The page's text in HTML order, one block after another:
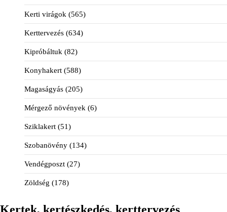
Kerti virágok (565)
Kerttervezés (634)
Kipróbáltuk (82)
Konyhakert (588)
Magaságyás (205)
Mérgező növények (6)
Sziklakert (51)
Szobanövény (134)
Vendégposzt (27)
Zöldség (178)